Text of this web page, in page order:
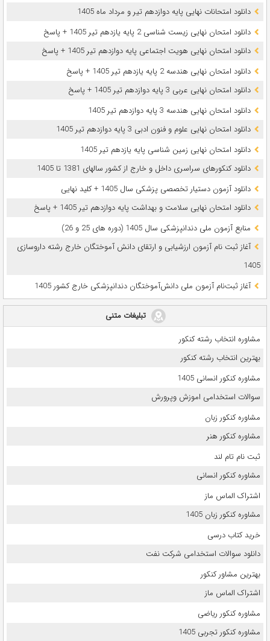
دانلود امتحانات نهایی پایه دوازدهم تیر و مرداد ماه 1405
دانلود امتحان نهایی زیست شناسی 2 پایه یازدهم تیر 1405 + پاسخ
دانلود امتحان نهایی هویت اجتماعی پایه دوازدهم تیر 1405 + پاسخ
دانلود امتحان نهایی هندسه 2 پایه یازدهم تیر 1405 + پاسخ
دانلود امتحان نهایی عربی 3 پایه دوازدهم تیر 1405 + پاسخ
دانلود امتحان نهایی هندسه 3 پایه دوازدهم تیر 1405
دانلود امتحان نهایی علوم و فنون ادبی 3 پایه دوازدهم تیر 1405
دانلود امتحان نهایی زمین شناسی پایه یازدهم تیر 1405
دانلود کنکورهای سراسری داخل و خارج از کشور سالهای 1381 تا 1405
دانلود آزمون دستیار تخصصی پزشکی سال 1405 + کلید نهایی
دانلود امتحان نهایی سلامت و بهداشت پایه دوازدهم تیر 1405 + پاسخ
ﻣﻨﺎﺑﻊ آزﻣﻮن ﻣﻠﯽ دندانپزشکی سال 1405 (دوره های 25 و 26)
آغاز ثبت نام آزمون‌ ارزشیابی و ارتقای دانش آموختگان خارج رشته داروسازی
1405
آغاز ثبت‌نام آزمون ملی دانش‌آموختگان دندانپزشکی خارج کشور 1405
تبلیغات متنی
مشاوره انتخاب رشته کنکور
بهترین انتخاب رشته کنکور
مشاوره کنکور انسانی 1405
سوالات استخدامی اموزش وپرورش
مشاوره کنکور زبان
مشاوره کنکور هنر
ثبت نام تام لند
مشاوره کنکور انسانی
اشتراک الماس ماز
مشاوره کنکور زبان 1405
خرید کتاب درسی
دانلود سوالات استخدامی شرکت نفت
بهترین مشاور کنکور
اشتراک الماس ماز
مشاوره کنکور ریاضی
مشاوره کنکور تجربی 1405